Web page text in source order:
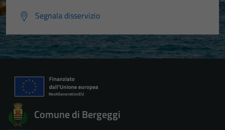
Segnala disservizio
Comune di Bergeggi